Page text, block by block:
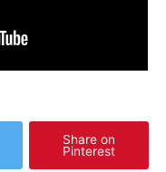
Share on
Pinterest